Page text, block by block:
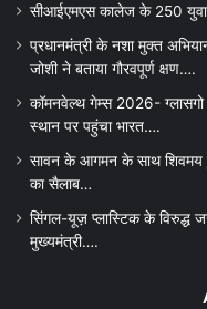
सीआईएमएस कालेज के 250
प्रधानमंत्री के नशा मुक्त
जोशी ने बताया गौरवपूर्ण क्षण….
कॉमनवेल्थ गेम्स 2026- ग्लासगो
स्थान पर पहुंचा भारत….
सावन के आगमन के साथ शिवमय
का सैलाब…
सिंगल-यूज़ प्लास्टिक के विरुद्ध
मुख्यमंत्री….